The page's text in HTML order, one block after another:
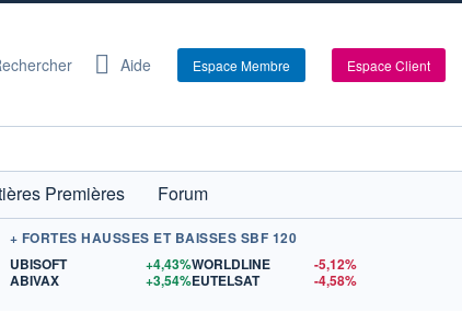
Aide Espace Membre Espace Client
Premières
Forum
+ FORTES HAUSSES ET BAISSES SBF 120
UBISOFT
+4,43%
ABIVAX
+3,54%
WORLDLINE
-5,12%
EUTELSAT
-4,58%